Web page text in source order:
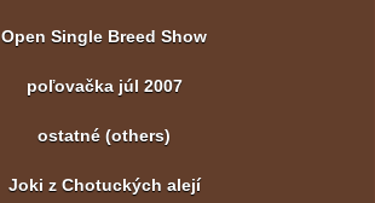
Open Single Breed Show
poľovačka júl 2007
ostatné (others)
Joki z Chotuckých alejí